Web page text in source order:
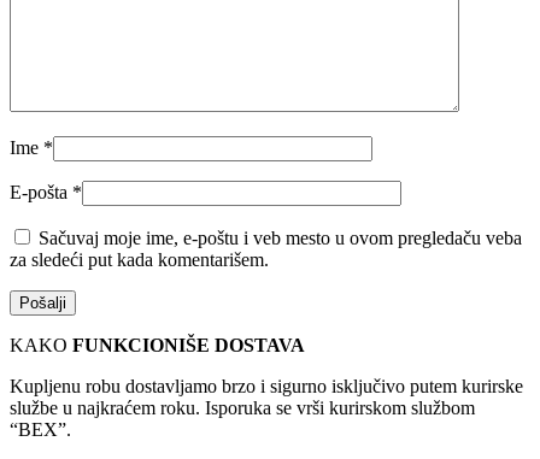
Ime *
E-pošta *
Sačuvaj moje ime, e-poštu i veb mesto u ovom pregledaču veba
za sledeći put kada komentarišem.
KAKO FUNKCIONIŠE DOSTAVA
Kupljenu robu dostavljamo brzo i sigurno isključivo putem kurirske
službe u najkraćem roku. Isporuka se vrši kurirskom službom
“BEX”.